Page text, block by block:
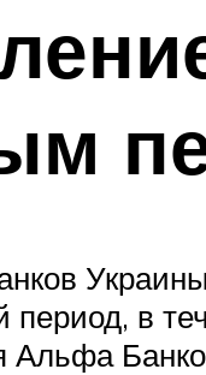
период, в
Альфа